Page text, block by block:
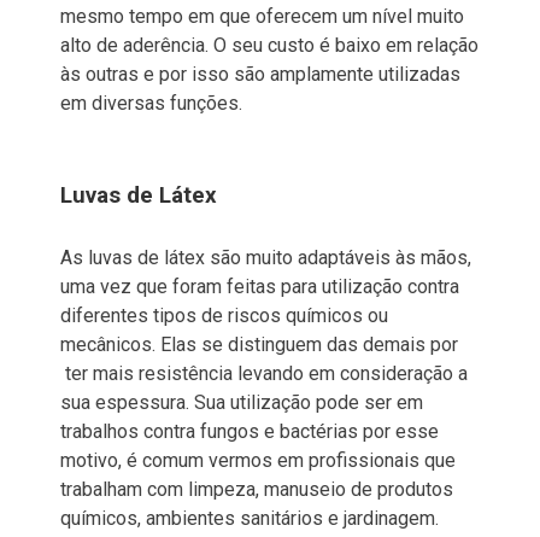
mesmo tempo em que oferecem um nível muito
alto de aderência. O seu custo é baixo em relação
às outras e por isso são amplamente utilizadas
em diversas funções.
Luvas de Látex
As luvas de látex são muito adaptáveis às mãos,
uma vez que foram feitas para utilização contra
diferentes tipos de riscos químicos ou
mecânicos. Elas se distinguem das demais por
ter mais resistência levando em consideração a
sua espessura. Sua utilização pode ser em
trabalhos contra fungos e bactérias por esse
motivo, é comum vermos em profissionais que
trabalham com limpeza, manuseio de produtos
químicos, ambientes sanitários e jardinagem.